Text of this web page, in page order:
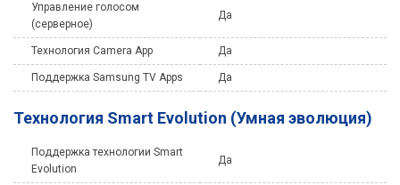
Управление голосом
(серверное)
Да
Технология Camera App Да
Поддержка Samsung TV Apps Да
Технология Smart Evolution (Умная эволюция)
Поддержка технологии Smart
Evolution
Да